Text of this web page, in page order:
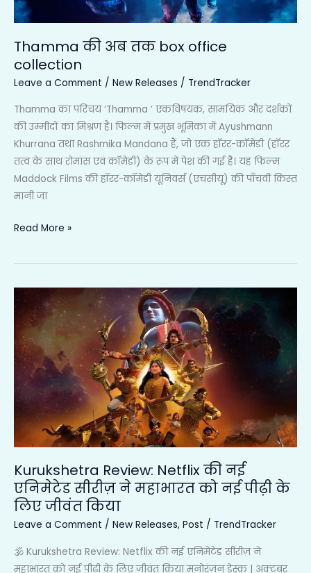
Thamma की अब तक box office
collection
Leave a Comment / New Releases / TrendTracker
Thamma का परिचय ‘Thamma ’ एकविषयक, सामयिक और दर्शकों
की उम्मीदों का मिश्रण है। फिल्म में प्रमुख भूमिका में Ayushmann
Khurrana तथा Rashmika Mandana हैं, जो एक हॉरर-कॉमेडी (हॉरर
तत्व के साथ रोमांस एवं कॉमेडी) के रूप में पेश की गई है। यह फिल्म
Maddock Films की हॉरर-कॉमेडी यूनिवर्स (एचसीयू) की पाँचवीं किस्त
मानी जा
Read More »
Kurukshetra Review: Netflix की नई
एनिमेटेड सीरीज़ ने महाभारत को नई पीढ़ी के
लिए जीवंत किया
Leave a Comment / New Releases, Post / TrendTracker
🕉️ Kurukshetra Review: Netflix की नई एनिमेटेड सीरीज़ ने
महाभारत को नई पीढ़ी के लिए जीवंत किया मनोरंजन डेस्क | अक्टूबर
Kurukshetra
Review:
Netflix
की
नई
एनिमेटेड
सीरीज़
महाभारत
को
नई
पीढ़ी
के
लिए
किया